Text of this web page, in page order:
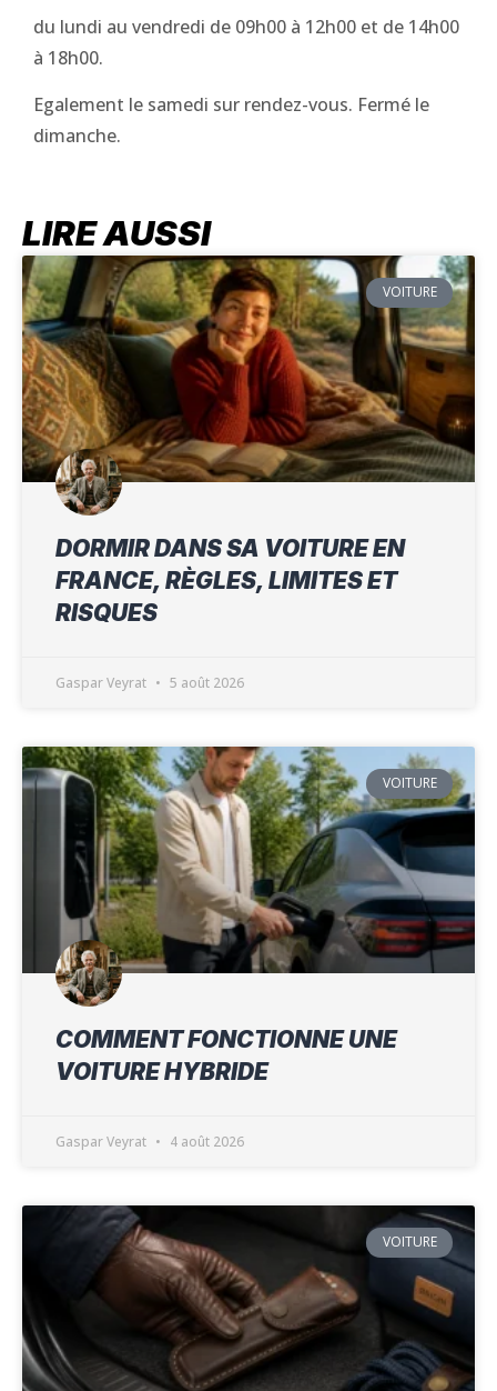
du lundi au vendredi de 09h00 à 12h00 et de 14h00
à 18h00.
Egalement le samedi sur rendez-vous. Fermé le
dimanche.
LIRE AUSSI
VOITURE
DORMIR DANS SA VOITURE EN
FRANCE, RÈGLES, LIMITES ET
RISQUES
Gaspar Veyrat 5 août 2026
VOITURE
COMMENT FONCTIONNE UNE
VOITURE HYBRIDE
Gaspar Veyrat 4 août 2026
VOITURE